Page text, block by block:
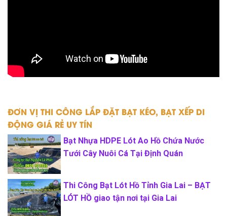
ĐƠN VỊ THI CÔNG LẮP ĐẶT BẠT KÉO, BẠT XẾP DI
ĐỘNG GIÁ RẺ UY TÍN
Bạt Nhựa HDPE Lót Ao Hồ Chứa Nước
Tưới Cây Nuôi Cá Tại Định Quán
Thi Công Bạt Lót Hồ Tỉnh Gia Lai – BẠT
LÓT HỒ giao tận nơi tại Gia Lai